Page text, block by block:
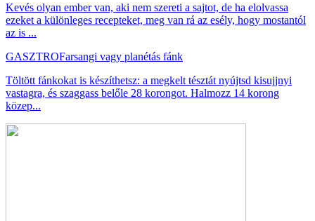
Kevés olyan ember van, aki nem szereti a sajtot, de ha elolvassa
ezeket a különleges recepteket, meg van rá az esély, hogy mostantól
az is ...
GASZTROFarsangi vagy planétás fánk
Töltött fánkokat is készíthetsz: a megkelt tésztát nyújtsd kisujjnyi
vastagra, és szaggass belőle 28 korongot. Halmozz 14 korong
közep...